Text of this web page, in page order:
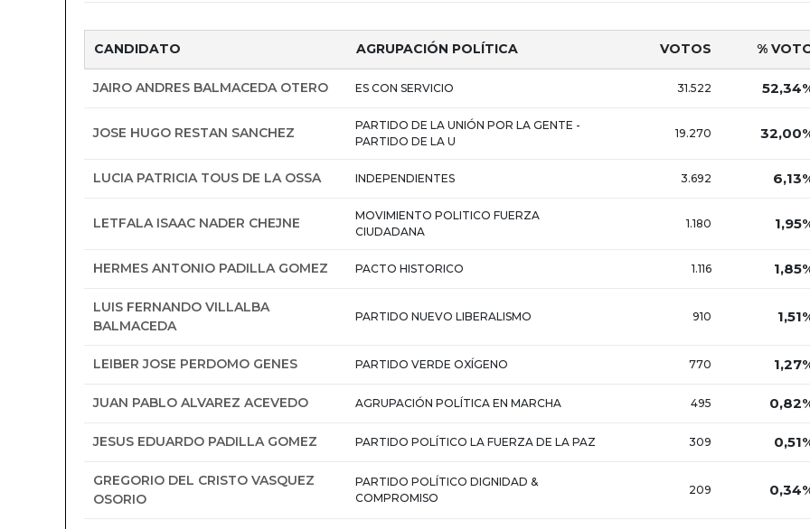
CANDIDATO AGRUPACIÓN POLÍTICA VOTOS %
JAIRO ANDRES BALMACEDA OTERO ES CON SERVICIO 31.522
JOSE HUGO RESTAN SANCHEZ
PARTIDO DE LA UNIÓN POR LA GENTE -
PARTIDO DE LA U
19.270
LUCIA PATRICIA TOUS DE LA OSSA INDEPENDIENTES 3.692
LETFALA ISAAC NADER CHEJNE
MOVIMIENTO POLITICO FUERZA
CIUDADANA
1.180
HERMES ANTONIO PADILLA GOMEZ PACTO HISTORICO 1.116
LUIS FERNANDO VILLALBA
BALMACEDA
PARTIDO NUEVO LIBERALISMO 910
LEIBER JOSE PERDOMO GENES PARTIDO VERDE OXÍGENO 770
JUAN PABLO ALVAREZ ACEVEDO AGRUPACIÓN POLÍTICA EN MARCHA 495
JESUS EDUARDO PADILLA GOMEZ PARTIDO POLÍTICO LA FUERZA DE LA PAZ 309
GREGORIO DEL CRISTO VASQUEZ
OSORIO
PARTIDO POLÍTICO DIGNIDAD &
COMPROMISO
209